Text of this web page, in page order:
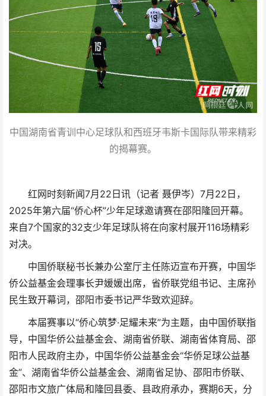
中国湖南省青训中心足球队和西班牙韦斯卡国际队带来精彩
的揭幕赛。
红网时刻新闻7月22日讯（记者 聂伊岑）7月22日，
2025年第六届“侨心杯”少年足球邀请赛在邵阳隆回开幕。
来自7个国家的32支少年足球队将在向家村展开116场精彩
对决。
中国侨联秘书长兼办公室厅主任陈迈宣布开赛，中国华
侨公益基金会理事长尹媛媛出席，省侨联党组书记、主席孙
民生致开幕词，邵阳市委书记严华致欢迎辞。
本届赛事以“侨心筑梦·足耀未来”为主题，由中国侨联指
导，中国华侨公益基金会、湖南省侨联、湖南省体育局、邵
阳市人民政府主办，中国华侨公益基金会“华侨足球公益基
金”、湖南省华侨公益基金会、湖南省足协、邵阳市侨联、
邵阳市文旅广体局和隆回县委、县政府承办，赛期6天，分